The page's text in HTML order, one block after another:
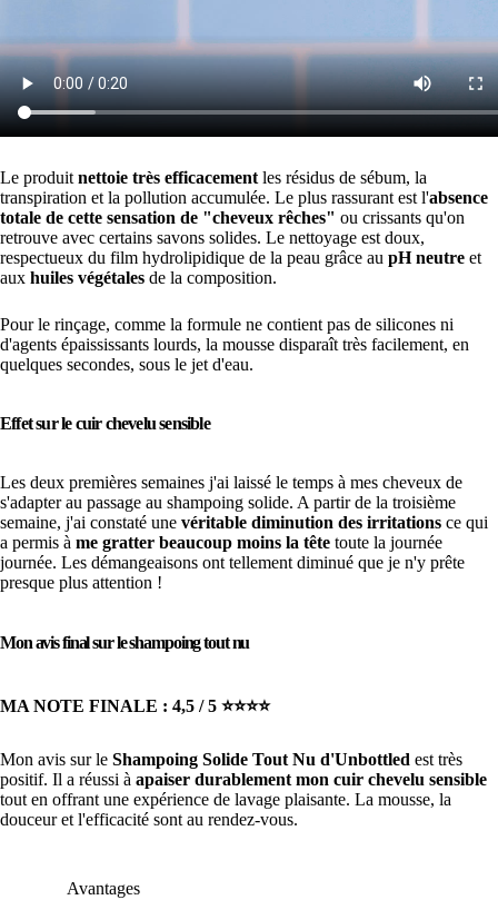
Le produit nettoie très efficacement les résidus de sébum, la
transpiration et la pollution accumulée. Le plus rassurant est l'absence
totale de cette sensation de "cheveux rêches" ou crissants qu'on
retrouve avec certains savons solides. Le nettoyage est doux,
respectueux du film hydrolipidique de la peau grâce au pH neutre et
aux huiles végétales de la composition.
Pour le rinçage, comme la formule ne contient pas de silicones ni
d'agents épaississants lourds, la mousse disparaît très facilement, en
quelques secondes, sous le jet d'eau.
Effet sur le cuir chevelu sensible
Les deux premières semaines j'ai laissé le temps à mes cheveux de
s'adapter au passage au shampoing solide. A partir de la troisième
semaine, j'ai constaté une véritable diminution des irritations ce qui
a permis à me gratter beaucoup moins la tête toute la journée
journée. Les démangeaisons ont tellement diminué que je n'y prête
presque plus attention !
Mon avis final sur le shampoing tout nu
MA NOTE FINALE : 4,5 / 5 ⭐️⭐️⭐️⭐️
Mon avis sur le Shampoing Solide Tout Nu d'Unbottled est très
positif. Il a réussi à apaiser durablement mon cuir chevelu sensible
tout en offrant une expérience de lavage plaisante. La mousse, la
douceur et l'efficacité sont au rendez-vous.
Avantages